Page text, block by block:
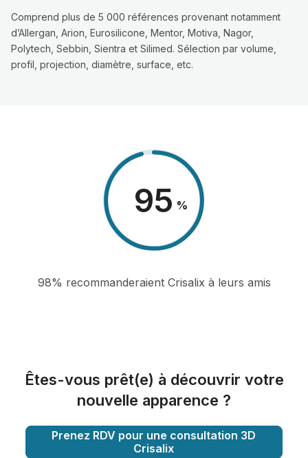
Comprend plus de 5 000 références provenant notamment
d’Allergan, Arion, Eurosilicone, Mentor, Motiva, Nagor,
Polytech, Sebbin, Sientra et Silimed. Sélection par volume,
profil, projection, diamètre, surface, etc.
98 %
98% recommanderaient Crisalix à leurs amis
Êtes-vous prêt(e) à découvrir votre
nouvelle apparence ?
Prenez RDV pour une consultation 3D
Crisalix